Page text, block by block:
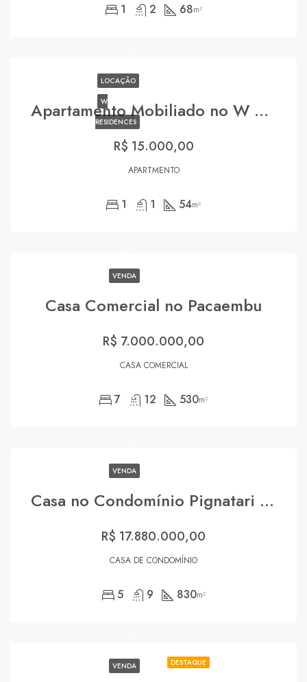
1 2 68m²
LOCAÇÃO
W
RESIDENCES
Apartamento Mobiliado no W Residences
R$ 15.000,00
APARTMENTO
1 1 54m²
VENDA
Casa Comercial no Pacaembu
R$ 7.000.000,00
CASA COMERCIAL
7 12 530m²
VENDA
Casa no Condomínio Pignatari Cidade Jardim
R$ 17.880.000,00
CASA DE CONDOMÍNIO
5 9 830m²
DESTAQUE
VENDA